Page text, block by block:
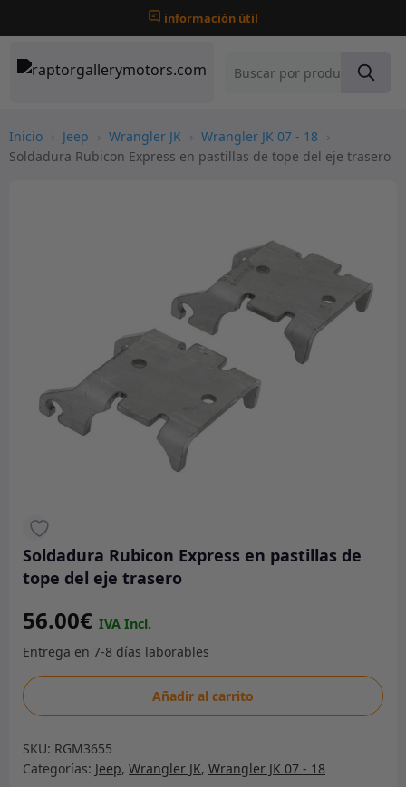
información útil
Inicio › Jeep › Wrangler JK › Wrangler JK 07 - 18 ›
Soldadura Rubicon Express en pastillas de tope del eje trasero
Soldadura Rubicon Express en pastillas de
tope del eje trasero
56.00€
Soldadura
Rubicon
en
pastillas
Añadir al carrito
SKU: RGM3655
Categorías: Jeep, Wrangler JK, Wrangler JK 07 - 18